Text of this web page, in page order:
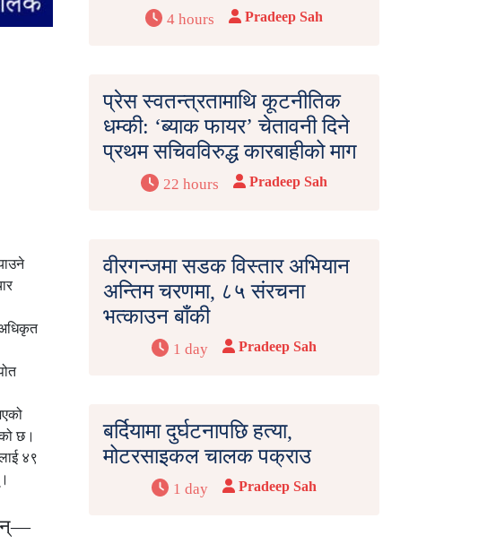
अधिकृत
छ।
४९
4 hours Pradeep Sah
प्रेस स्वतन्त्रतामाथि कूटनीतिक
धम्की: ‘ब्याक फायर’ चेतावनी दिने
प्रथम सचिवविरुद्ध कारबाहीको माग
22 hours Pradeep Sah
वीरगन्जमा सडक विस्तार अभियान
अन्तिम चरणमा, ८५ संरचना
भत्काउन बाँकी
1 day Pradeep Sah
बर्दियामा दुर्घटनापछि हत्या,
मोटरसाइकल चालक पक्राउ
1 day Pradeep Sah